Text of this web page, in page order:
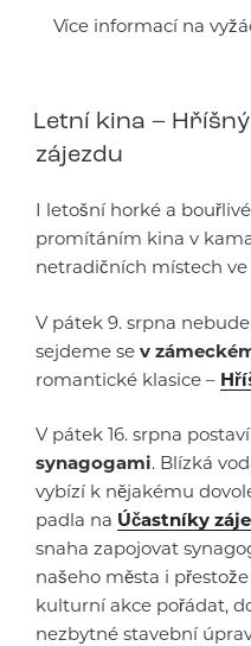
Více informací na
Letní kina –
zájezdu
I letošní horké a
promítáním kina v
netradičních místech ve
V pátek 9. srpna
sejdeme se v
romantické klasice –
V pátek 16. srpna
synagogami. Blízká
vybízí k nějakému
padla na Účastníky
snaha zapojovat
našeho města i
kulturní akce pořádat,
nezbytné stavební